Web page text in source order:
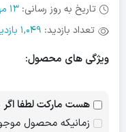
تاریخ به روز رسانی: 13 مهر 1402
تعداد بازدید: 1,049 بازدید
ویژگی های محصول:
هست مارکت لطفا
زمانیکه محصول